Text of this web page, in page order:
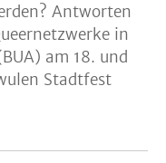
Antworten
in
am 18. und
Stadtfest